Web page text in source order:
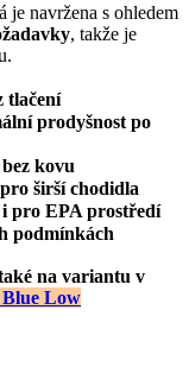
je navržena s ohledem
, takže je
tlačení
prodyšnost po
kovu
širší chodidla
i pro EPA prostředí
podmínkách
na variantu v
Low